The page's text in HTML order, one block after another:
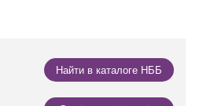
Найти в каталоге НББ